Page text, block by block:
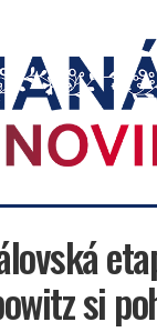
si